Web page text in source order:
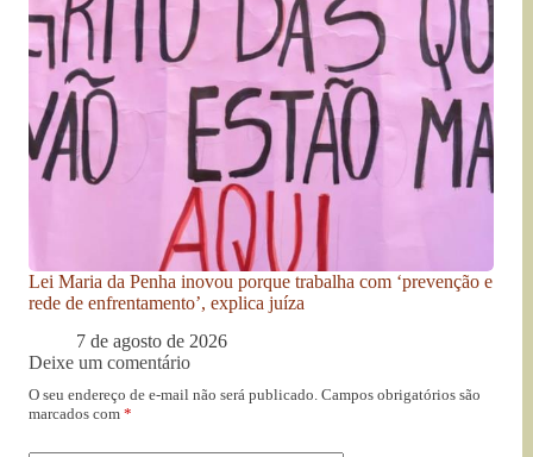
Lei Maria da Penha inovou porque trabalha com ‘prevenção e
rede de enfrentamento’, explica juíza
7 de agosto de 2026
Deixe um comentário
O seu endereço de e-mail não será publicado. Campos obrigatórios são
marcados com *